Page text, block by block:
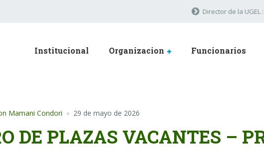
Director de la UGEL :
Institucional Organizacion Funcionarios
Mamani Condori 29 de mayo de 2026
DE PLAZAS VACANTES –